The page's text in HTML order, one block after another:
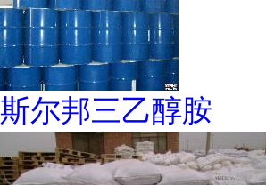
斯尔邦三乙醇胺